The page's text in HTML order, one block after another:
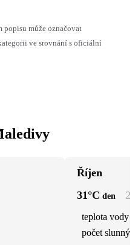
může označovat
ve srovnání s oficiální
Říjen
31°C den
teplota vody
počet